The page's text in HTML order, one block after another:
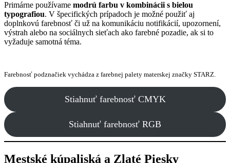
Primárne používame modrú farbu v kombinácii s bielou
typografiou. V špecifických prípadoch je možné použiť aj
doplnkovú farebnosť či už na komunikáciu notifikácií, upozornení,
výstrah alebo na sociálnych sieťach ako farebné pozadie, ak si to
vyžaduje samotná téma.
Farebnosť podznačiek vychádza z farebnej palety materskej značky STARZ.
Stiahnuť farebnosť CMYK
Stiahnuť farebnosť RGB
Mestské kúpaliská a Zlaté Piesky